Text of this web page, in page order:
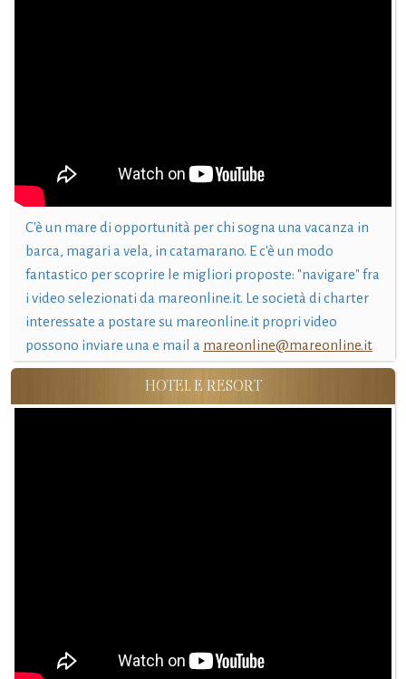
C'è un mare di opportunità per chi sogna una vacanza in
barca, magari a vela, in catamarano. E c'è un modo
fantastico per scoprire le migliori proposte: "navigare" fra
i video selezionati da mareonline.it. Le società di charter
interessate a postare su mareonline.it propri video
possono inviare una e mail a mareonline@mareonline.it
HOTEL E RESORT